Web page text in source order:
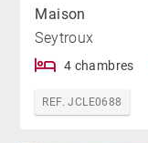
Maison
Seytroux
4 chambres
REF. JCLE0688